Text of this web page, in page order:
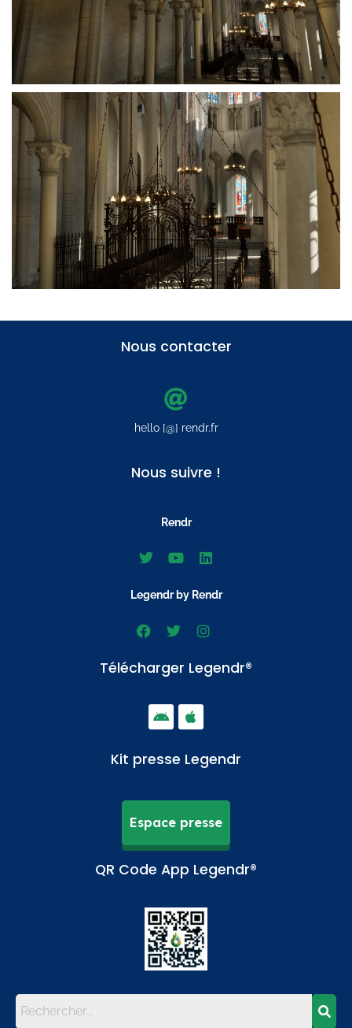
Nous contacter
hello [@] rendr.fr
Nous suivre !
Rendr
Legendr by Rendr
Télécharger Legendr®
Kit presse Legendr
Espace presse
QR Code App Legendr®